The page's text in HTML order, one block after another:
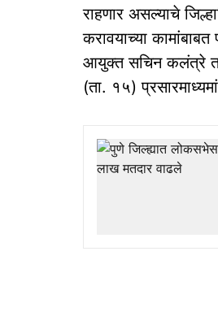
राहणार असल्याचे
करावयाच्या
आयुक्त सचिन कलंत्रे तसेच
(ता. १५)